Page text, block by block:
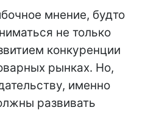
мнение, будто
не только
конкуренции
рынках. Но,
именно
развивать